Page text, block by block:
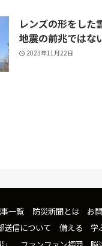
レンズの形をした
地震の前兆ではな
2023年11月22日
一覧 防災新聞とは
お
送信について
備える 学